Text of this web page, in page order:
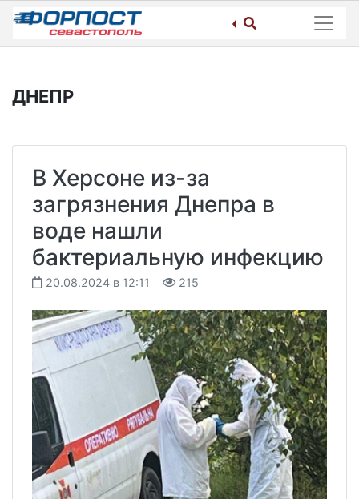
Skip
content
ДНЕПР
В Херсоне из-за
загрязнения Днепра в
воде нашли
бактериальную инфекцию
20.08.2024 в 12:11 215